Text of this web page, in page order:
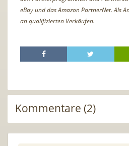
eBay und das Amazon PartnerNet. Als
an qualifizierten Verkäufen.
Kommentare (2)